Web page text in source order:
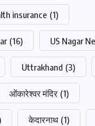
insurance (1)
(16) US Nagar
Uttrakhand (3)
ओंकारेश्वर मंदिर (1)
केदारनाथ (1)